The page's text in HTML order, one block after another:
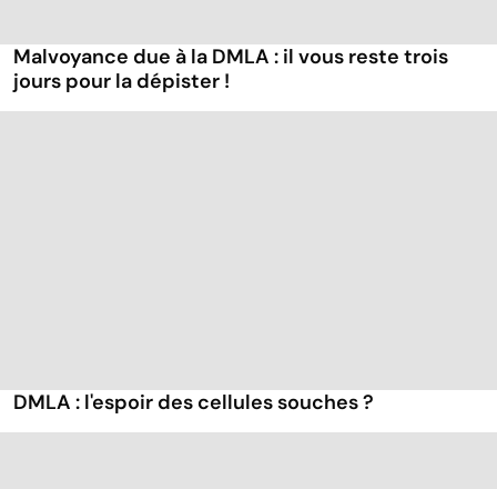
Malvoyance due à la DMLA : il vous reste trois
jours pour la dépister !
DMLA : l'espoir des cellules souches ?